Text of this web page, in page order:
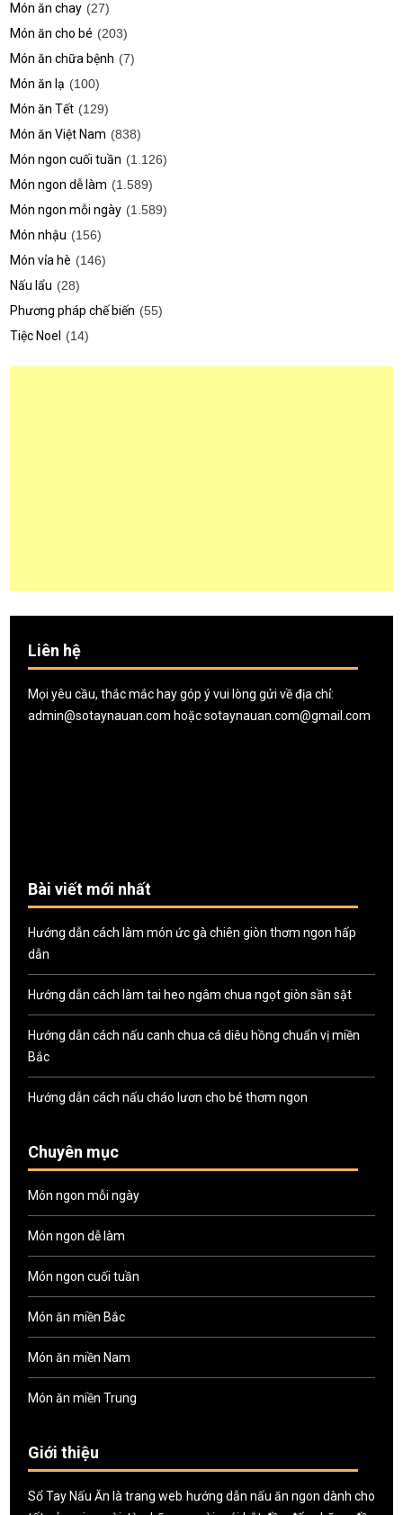
Món ăn chay (27)
Món ăn cho bé (203)
Món ăn chữa bệnh (7)
Món ăn lạ (100)
Món ăn Tết (129)
Món ăn Việt Nam (838)
Món ngon cuối tuần (1.126)
Món ngon dễ làm (1.589)
Món ngon mỗi ngày (1.589)
Món nhậu (156)
Món vỉa hè (146)
Nấu lẩu (28)
Phương pháp chế biến (55)
Tiệc Noel
(14)
Liên hệ
Mọi yêu cầu, thắc mắc hay góp ý vui lòng gửi về địa chỉ:
admin@sotaynauan.com hoặcsotaynauan.com@gmail.com
Bài viết mới nhất
Hướng dẫn cách làm món ức gà chiên giòn thơm ngon hấp
dẫn
Hướng dẫn cách làm tai heo ngâm chua ngọt giòn sần sật
Hướng dẫn cách nấu canh chua cá diêu hồng chuẩn vị miền
Bắc
Hướng dẫn cách nấu cháo lươn cho bé thơm ngon
Chuyên mục
Món ngon mỗi ngày
Món ngon dễ làm
Món ngon cuối tuần
Món ăn miền Bắc
Món ăn miền Nam
Món ăn miền Trung
Giới thiệu
Sổ Tay Nấu Ăn là trang web hướng dẫn nấu ăn ngon dành cho